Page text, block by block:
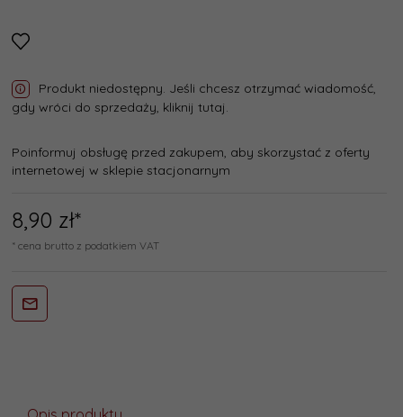
Produkt niedostępny. Jeśli chcesz otrzymać wiadomość,
gdy wróci do sprzedaży, kliknij tutaj.
Poinformuj obsługę przed zakupem, aby skorzystać z oferty
internetowej w sklepie stacjonarnym
8,90 zł*
* cena brutto z podatkiem VAT